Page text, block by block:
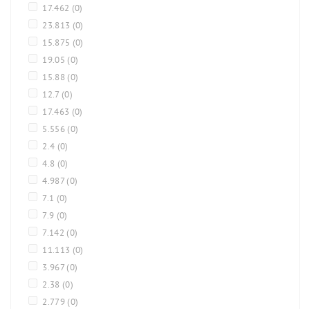
17.462 (0)
23.813 (0)
15.875 (0)
19.05 (0)
15.88 (0)
12.7 (0)
17.463 (0)
5.556 (0)
2.4 (0)
4.8 (0)
4.987 (0)
7.1 (0)
7.9 (0)
7.142 (0)
11.113 (0)
3.967 (0)
2.38 (0)
2.779 (0)